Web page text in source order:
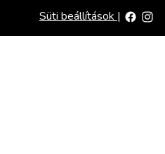
Süti beállítások |